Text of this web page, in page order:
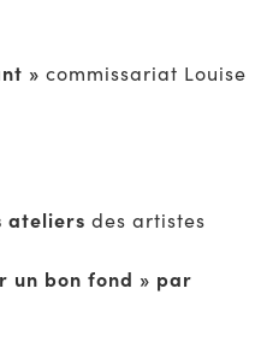
» commissariat Louise
ateliers des artistes
un bon fond » par